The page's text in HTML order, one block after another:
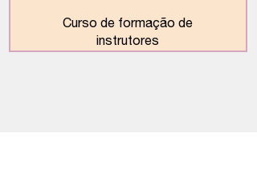
Curso de formação de
instrutores